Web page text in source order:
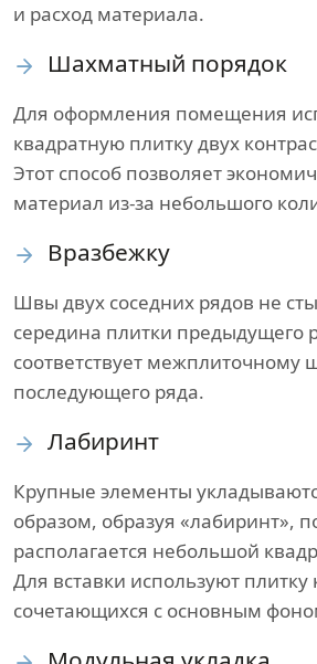
и расход материала.
Шахматный порядок
Для оформления помещения
квадратную плитку двух
Этот способ позволяет
материал из-за небольшого
Вразбежку
Швы двух соседних рядов не
середина плитки предыдущего
соответствует межплиточному
последующего ряда.
Лабиринт
Крупные элементы
образом, образуя «лабиринт»,
располагается небольшой
Для вставки используют плитку
сочетающихся с основным